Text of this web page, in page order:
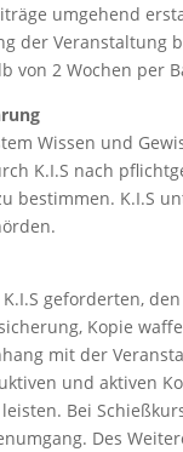
umgehend
der Veranstaltung
von 2 Wochen per
Wissen und
K.I.S nach
bestimmen. K.I.S
geforderten,
Kopie
mit der
und aktiven
Bei
Des